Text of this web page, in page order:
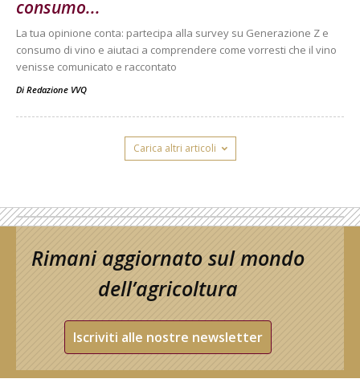
consumo...
La tua opinione conta: partecipa alla survey su Generazione Z e
consumo di vino e aiutaci a comprendere come vorresti che il vino
venisse comunicato e raccontato
Di Redazione VVQ
Carica altri articoli
Rimani aggiornato sul mondo
dell’agricoltura
Iscriviti alle nostre newsletter